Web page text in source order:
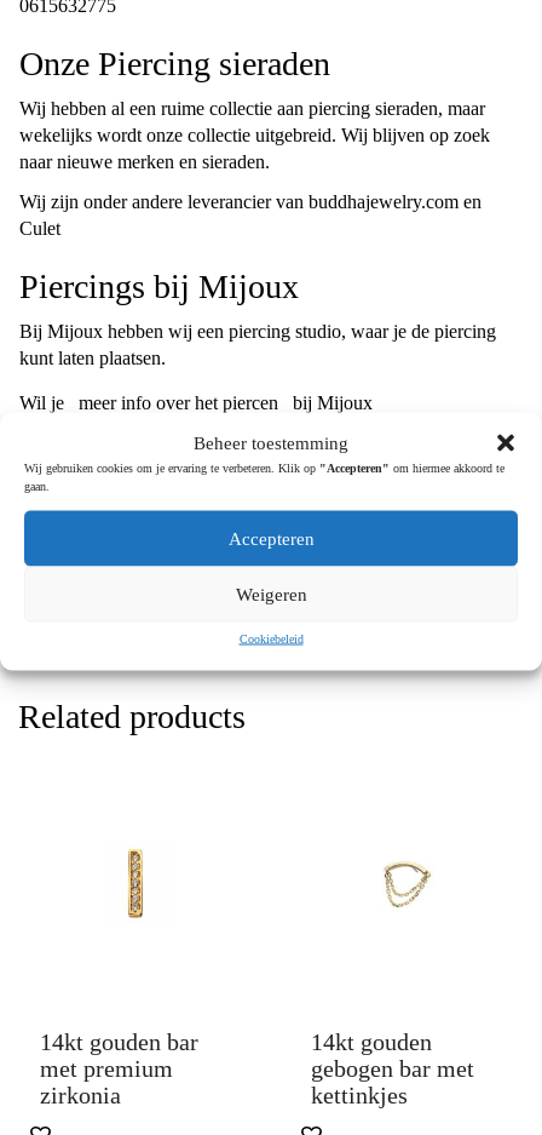
Beheer toestemming
Wij gebruiken cookies om je ervaring te verbeteren. Klik op "Accepteren" om hiermee akkoord te
gaan.
Accepteren
Weigeren
Cookiebeleid
0615632775
Onze Piercing sieraden
Wij hebben al een ruime collectie aan piercing sieraden, maar
wekelijks wordt onze collectie uitgebreid. Wij blijven op zoek
naar nieuwe merken en sieraden.
Wij zijn onder andere leverancier van buddhajewelry.com en
Culet
Piercings bij Mijoux
Bij Mijoux hebben wij een piercing studio, waar je de piercing
kunt laten plaatsen.
Wil je meer info over het piercen bij Mijoux
Voor inspiratie, kijk dan eens op onze Instagram pagina
, hier
vind je ook filmpjes van onze studio in Amsterdam.
Bij Mijoux piercen wij alleen in het oor!
Mijoux is een door de GGD goedgekeurde piercingstudio.
Rechtsonder kun je een afspraak voor het piercen boeken.
Related products
14kt gouden bar
met premium
zirkonia
14kt gouden
gebogen bar met
kettinkjes